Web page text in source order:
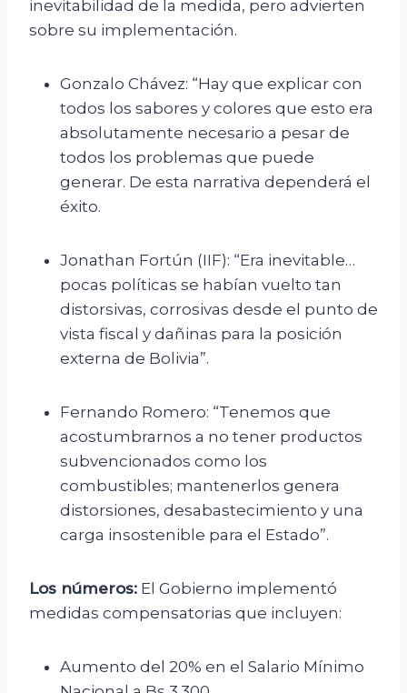
inevitabilidad de la medida, pero advierten
sobre su implementación.
Gonzalo Chávez: “Hay que explicar con
todos los sabores y colores que esto era
absolutamente necesario a pesar de
todos los problemas que puede
generar. De esta narrativa dependerá el
éxito.
Jonathan Fortún (IIF): “Era inevitable…
pocas políticas se habían vuelto tan
distorsivas, corrosivas desde el punto de
vista fiscal y dañinas para la posición
externa de Bolivia”.
Fernando Romero: “Tenemos que
acostumbrarnos a no tener productos
subvencionados como los
combustibles; mantenerlos genera
distorsiones, desabastecimiento y una
carga insostenible para el Estado”.
Los números: El Gobierno implementó
medidas compensatorias que incluyen:
Aumento del 20% en el Salario Mínimo